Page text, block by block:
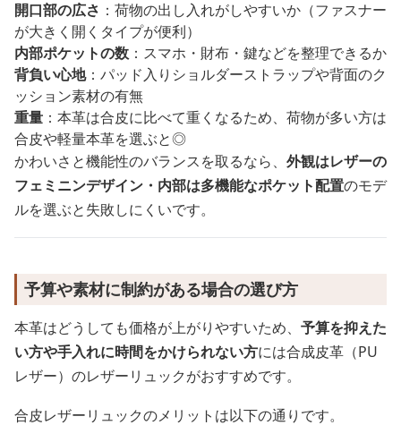
開口部の広さ ：荷物の出し入れがしやすいか（ファスナー
が大きく開くタイプが便利）
内部ポケットの数 ：スマホ・財布・鍵などを整理できるか
背負い心地：パッド入りショルダーストラップや背面のク
ッション素材の有無
重量 ：本革は合皮に比べて重くなるため、荷物が多い方は
合皮や軽量本革を選ぶと◎
かわいさと機能性のバランスを取るなら、 外観はレザーの
フェミニンデザイン・内部は多機能なポケット配置のモデ
ルを選ぶと失敗しにくいです。
予算や素材に制約がある場合の選び方
本革はどうしても価格が上がりやすいため、 予算を抑えた
い方や手入れに時間をかけられない方には合成皮革（PU
レザー）のレザーリュックがおすすめです。
合皮レザーリュックのメリットは以下の通りです。